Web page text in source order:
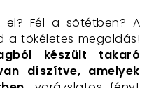
el? Fél a sötétben? A
a tökéletes megoldás!
készült takaró
díszítve, amelyek